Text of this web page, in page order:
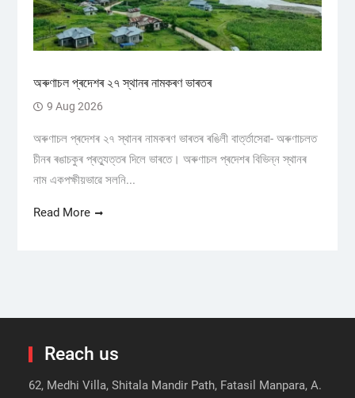
অৰুণাচল প্ৰদেশৰ ২৭ স্থানৰ নামকৰণ ভাৰতৰ
9 Aug 2026
অৰুণাচল প্ৰদেশৰ ২৭ স্থানৰ নামকৰণ ভাৰতৰ ৰঙিলী বাৰ্ত্তাসেৱা- অৰুণাচলত
চীনৰ ৰঙাচকুৰ প্ৰত্যুত্তৰ দিলে ভাৰতে। অৰুণাচল প্ৰদেশৰ বিভিন্ন স্থানৰ
নাম একপক্ষীয়ভাৱে সলনি...
Read More
Reach us
62, Medhi Villa, Shitala Mandir Path, Fatasil Manpara, A.